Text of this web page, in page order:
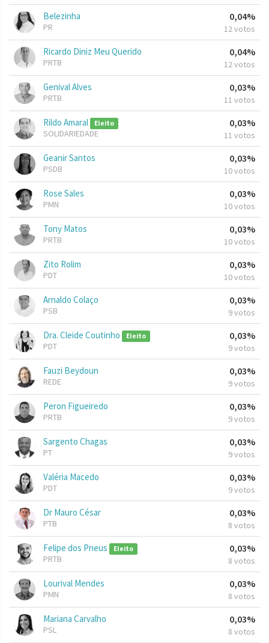
Belezinha
PR
0,04%
12 votos
Ricardo Diniz Meu Querido
PRTB
0,04%
12 votos
Genival Alves
PRTB
0,03%
11 votos
Rildo Amaral Eleito
SOLIDARIEDADE
0,03%
11 votos
Geanir Santos
PSDB
0,03%
10 votos
Rose Sales
PMN
0,03%
10 votos
Tony Matos
PRTB
0,03%
10 votos
Zito Rolim
PDT
0,03%
10 votos
Arnaldo Colaço
PSB
0,03%
9 votos
Dra. Cleide Coutinho Eleito
PDT
0,03%
9 votos
Fauzi Beydoun
REDE
0,03%
9 votos
Peron Figueiredo
PRTB
0,03%
9 votos
Sargento Chagas
PT
0,03%
9 votos
Valéria Macedo
PDT
0,03%
9 votos
Dr Mauro César
PTB
0,03%
8 votos
Felipe dos Pneus Eleito
PRTB
0,03%
8 votos
Lourival Mendes
PMN
0,03%
8 votos
Mariana Carvalho
PSL
0,03%
8 votos